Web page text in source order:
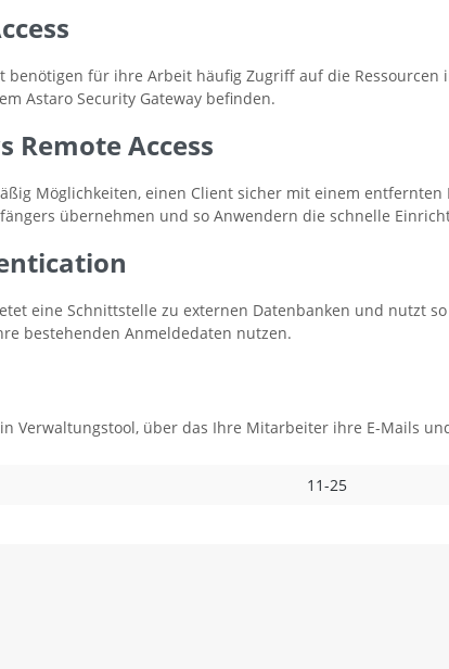
für ihre Arbeit häufig Zugriff auf die
Astaro Security Gateway befinden.
Remote Access
Möglichkeiten, einen Client sicher mit einem
übernehmen und so Anwendern die schnelle
eine Schnittstelle zu externen Datenbanken und nutzt
bestehenden Anmeldedaten nutzen.
Verwaltungstool, über das Ihre Mitarbeiter ihre E-Mails
11-25